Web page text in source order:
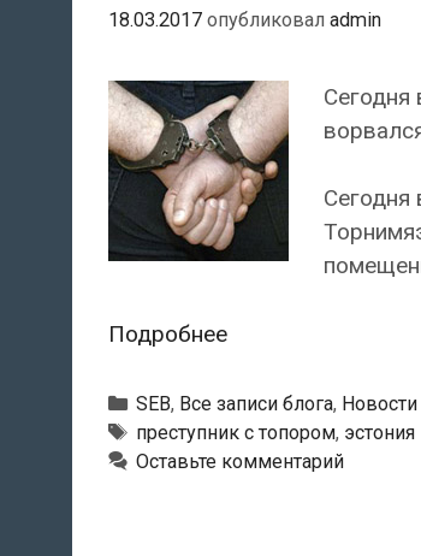
18.03.2017 опубликовал admin
Сегодня
Сегодня
ПодробнееВ
мужчина
с
топором
Рубрики
SEB, Все записи блога, Новости
Тэги
преступник с топором, эстония
Оставьте комментарий